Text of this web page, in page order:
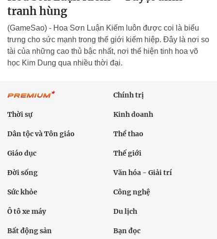
tranh hùng
(GameSao) - Hoa Sơn Luận Kiếm luôn được coi là biểu
trưng cho sức mạnh trong thế giới kiếm hiệp. Đây là nơi so
tài của những cao thủ bậc nhất, nơi thể hiện tinh hoa võ
học Kim Dung qua nhiều thời đại.
Chính trị
Thời sự Kinh doanh
Dân tộc và Tôn giáo Thể thao
Giáo dục Thế giới
Đời sống Văn hóa - Giải trí
Sức khỏe Công nghệ
Ô tô xe máy Du lịch
Bất động sản Bạn đọc